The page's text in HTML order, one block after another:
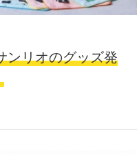
ンリオのグッズ発